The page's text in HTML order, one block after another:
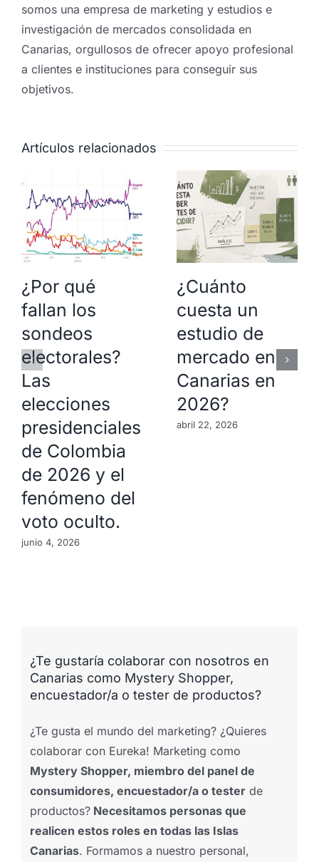
somos una empresa de marketing y estudios e
investigación de mercados consolidada en
Canarias, orgullosos de ofrecer apoyo profesional
a clientes e instituciones para conseguir sus
objetivos.
Artículos relacionados
¿Por qué
fallan los
sondeos
electorales?
Las
elecciones
presidenciales
de Colombia
de 2026 y el
fenómeno del
voto oculto.
junio 4, 2026
¿Cuánto
cuesta un
estudio de
mercado en
Canarias en
2026?
abril 22, 2026
¿Te gustaría colaborar con nosotros en
Canarias como Mystery Shopper,
encuestador/a o tester de productos?
¿Te gusta el mundo del marketing? ¿Quieres
colaborar con Eureka! Marketing como
Mystery Shopper, miembro del panel de
consumidores, encuestador/a o tester de
productos? Necesitamos personas que
realicen estos roles en todas las Islas
Canarias. Formamos a nuestro personal,